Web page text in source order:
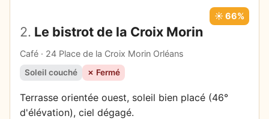
2. Le bistrot de la Croix Morin
Café · 24 Place de la Croix Morin Orléans
☀️ 66%
Soleil couché ✗ Fermé
Terrasse orientée ouest, soleil bien placé (46°
d'élévation), ciel dégagé.